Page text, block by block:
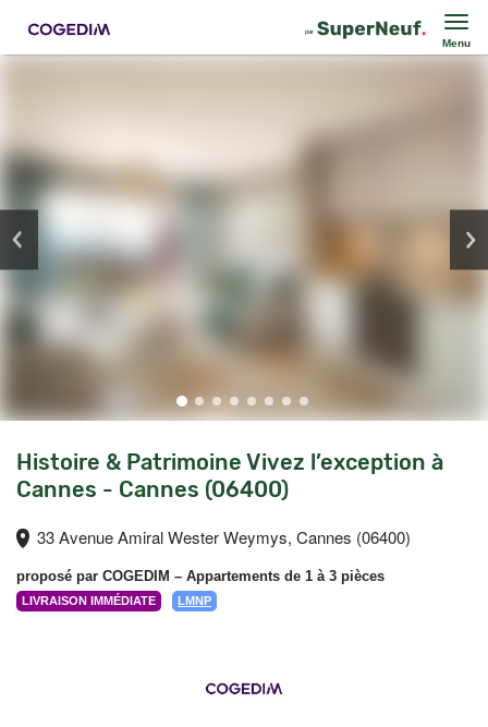
Menu
Histoire & Patrimoine Vivez l’exception à
Cannes - Cannes (06400)
33 Avenue Amiral Wester Weymys, Cannes (06400)
proposé par COGEDIM – Appartements de 1 à 3 pièces
LIVRAISON IMMÉDIATE LMNP